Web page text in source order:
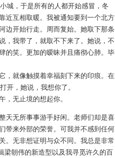
，于是所有的人都开始感冒，冬
近互相取暖。我被通知要到一个北方
边开始行走。周而复始。她取下那条
，我带了，就取不下来了。她说，不
的笑。更加的暧昧并且痛彻心肺。毕
就像触摸着幸福刻下来的印痕。在
开，她说，我想你了。
无止境的想起你。
无所事事游手好闲。老师们却是喜
带来外部的荣誉。可我并不感到任何
。无非想证明与众不同。我总是非常
梁朝伟的新造型以及我寻觅许久的百